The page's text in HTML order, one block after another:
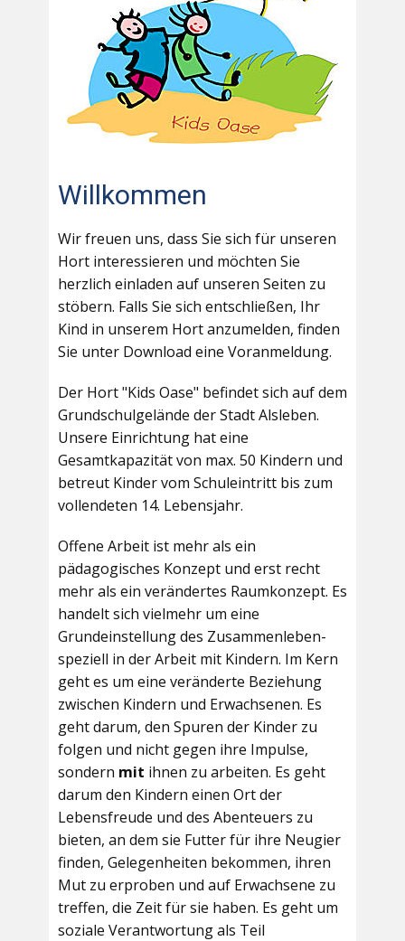
Willkommen
Wir freuen uns, dass Sie sich für unseren
Hort interessieren und möchten Sie
herzlich einladen auf unseren Seiten zu
stöbern. Falls Sie sich entschließen, Ihr
Kind in unserem Hort anzumelden, finden
Sie unter Download eine Voranmeldung.
Der Hort "Kids Oase" befindet sich auf dem
Grundschulgelände der Stadt Alsleben.
Unsere Einrichtung hat eine
Gesamtkapazität von max. 50 Kindern und
betreut Kinder vom Schuleintritt bis zum
vollendeten 14. Lebensjahr.
Offene Arbeit ist mehr als ein
pädagogisches Konzept und erst recht
mehr als ein verändertes Raumkonzept. Es
handelt sich vielmehr um eine
Grundeinstellung des Zusammenleben-
speziell in der Arbeit mit Kindern. Im Kern
geht es um eine veränderte Beziehung
zwischen Kindern und Erwachsenen. Es
geht darum, den Spuren der Kinder zu
folgen und nicht gegen ihre Impulse,
sondern mit ihnen zu arbeiten. Es geht
darum den Kindern einen Ort der
Lebensfreude und des Abenteuers zu
bieten, an dem sie Futter für ihre Neugier
finden, Gelegenheiten bekommen, ihren
Mut zu erproben und auf Erwachsene zu
treffen, die Zeit für sie haben. Es geht um
soziale Verantwortung als Teil